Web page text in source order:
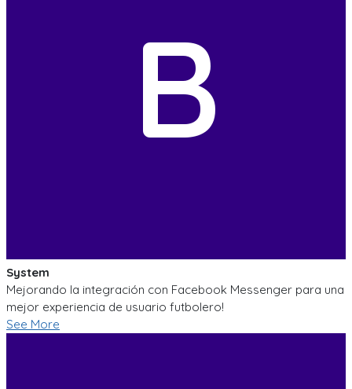
B
System
Mejorando la integración con Facebook Messenger para una
mejor experiencia de usuario futbolero!
See More